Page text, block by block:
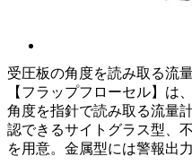
受圧板の角度を読み取る流
【フラップフローセル】は
角度を指針で読み取る流量
認できるサイトグラス型、
を用意。金属型には警報出